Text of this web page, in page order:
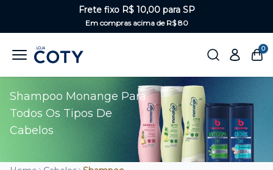
Frete fixo R$ 10,00 para SP
Em compras acima de R$ 80
0
Shampoo Monange Para
Todos Os Tipos De
Cabelos